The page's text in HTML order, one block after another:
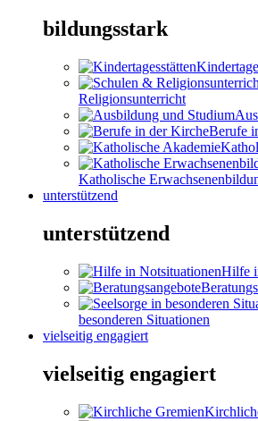
bildungsstark
Religionsunterricht
Berufe
Katholische
unterstützend
unterstützend
Hilfe
besonderen Situationen
vielseitig engagiert
vielseitig engagiert